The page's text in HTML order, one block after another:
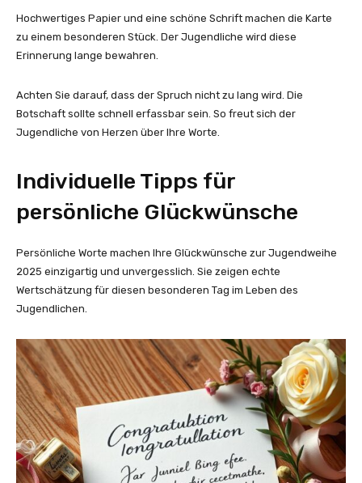
Hochwertiges Papier und eine schöne Schrift machen die Karte
zu einem besonderen Stück. Der Jugendliche wird diese
Erinnerung lange bewahren.
Achten Sie darauf, dass der Spruch nicht zu lang wird. Die
Botschaft sollte schnell erfassbar sein. So freut sich der
Jugendliche von Herzen über Ihre Worte.
Individuelle Tipps für
persönliche Glückwünsche
Persönliche Worte machen Ihre Glückwünsche zur Jugendweihe
2025 einzigartig und unvergesslich. Sie zeigen echte
Wertschätzung für diesen besonderen Tag im Leben des
Jugendlichen.